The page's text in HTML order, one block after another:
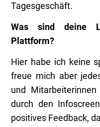
Tagesgeschäft.
Was sind deine
Plattform?
Hier habe ich keine
freue mich aber
und
durch den
positives Feedback,